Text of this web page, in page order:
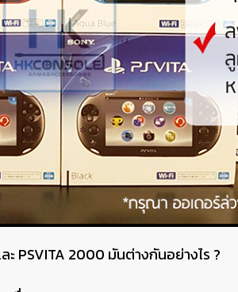
ะ PSVITA 2000 มันต่างกันอย่างไร ?